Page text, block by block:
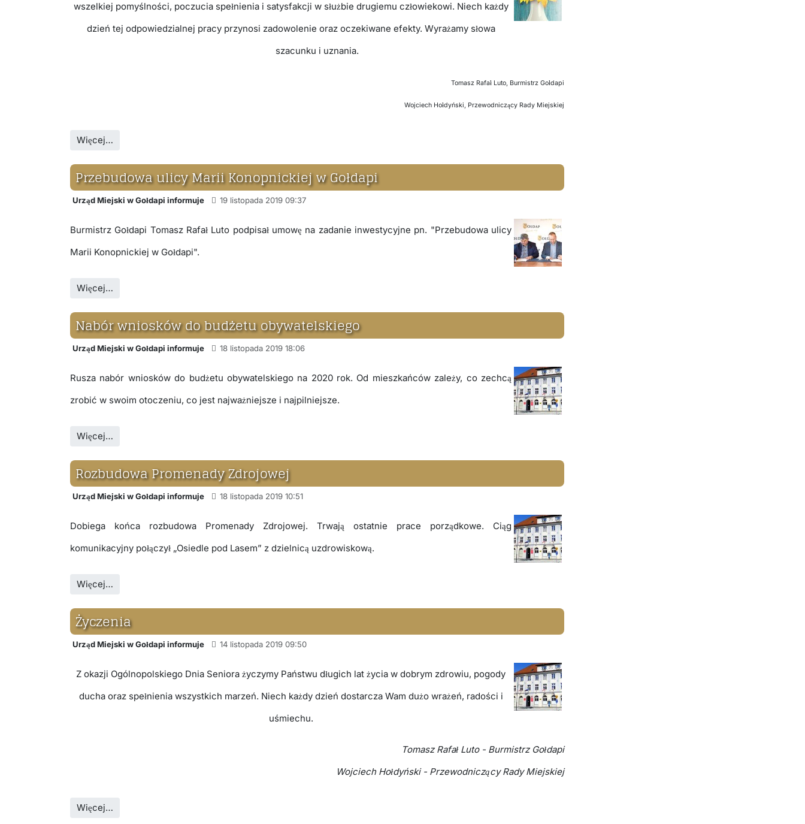
wszelkiej pomyślności, poczucia spełnienia i satysfakcji w służbie drugiemu człowiekowi. Niech każdy
dzień tej odpowiedzialnej pracy przynosi zadowolenie oraz oczekiwane efekty. Wyrażamy słowa
szacunku i uznania.
Tomasz Rafał Luto, Burmistrz Gołdapi
Wojciech Hołdyński, Przewodniczący Rady Miejskiej
Więcej…
Przebudowa ulicy Marii Konopnickiej w Gołdapi
Urząd Miejski w Gołdapi informuje 19 listopada 2019 09:37
Burmistrz Gołdapi Tomasz Rafał Luto podpisał umowę na zadanie inwestycyjne pn. "Przebudowa ulicy
Marii Konopnickiej w Gołdapi".
Więcej…
Nabór wniosków do budżetu obywatelskiego
Urząd Miejski w Gołdapi informuje 18 listopada 2019 18:06
Rusza nabór wniosków do budżetu obywatelskiego na 2020 rok. Od mieszkańców zależy, co zechcą
zrobić w swoim otoczeniu, co jest najważniejsze i najpilniejsze.
Więcej…
Rozbudowa Promenady Zdrojowej
Urząd Miejski w Gołdapi informuje 18 listopada 2019 10:51
Dobiega końca rozbudowa Promenady Zdrojowej. Trwają ostatnie prace porządkowe. Ciąg
komunikacyjny połączył „Osiedle pod Lasem” z dzielnicą uzdrowiskową.
Więcej…
Życzenia
Urząd Miejski w Gołdapi informuje 14 listopada 2019 09:50
Z okazji Ogólnopolskiego Dnia Seniora życzymy Państwu długich lat życia w dobrym zdrowiu, pogody
ducha oraz spełnienia wszystkich marzeń. Niech każdy dzień dostarcza Wam dużo wrażeń, radości i
uśmiechu.
Tomasz Rafał Luto - Burmistrz Gołdapi
Wojciech Hołdyński - Przewodniczący Rady Miejskiej
Więcej…